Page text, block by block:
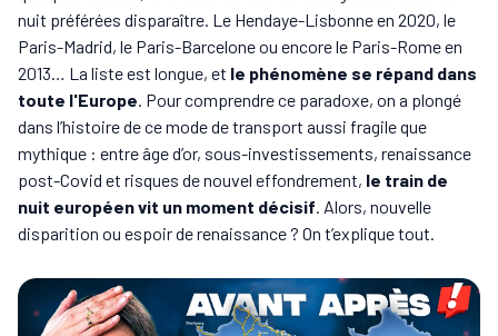
nuit préférées disparaître. Le Hendaye-Lisbonne en 2020, le
Paris-Madrid, le Paris-Barcelone ou encore le Paris-Rome en
2013… La liste est longue, et le phénomène se répand dans
toute l'Europe . Pour comprendre ce paradoxe, on a plongé
dans l’histoire de ce mode de transport aussi fragile que
mythique : entre âge d’or, sous-investissements, renaissance
post-Covid et risques de nouvel effondrement, le train de
nuit européen vit un moment décisif . Alors, nouvelle
disparition ou espoir de renaissance ? On t’explique tout.